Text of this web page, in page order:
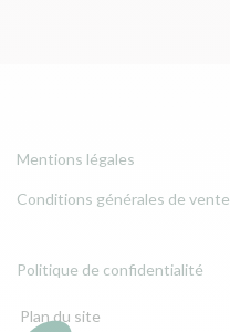
Mentions légales
Conditions générales de vente
Politique de confidentialité
Plan du site